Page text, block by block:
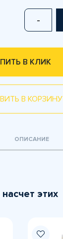
-
В КЛИК
В КОРЗИНУ
ОПИСАНИЕ
этих